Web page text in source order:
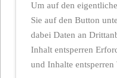
Um auf den
Sie auf den Button
dabei Daten an
Inhalt entsperren
und Inhalte